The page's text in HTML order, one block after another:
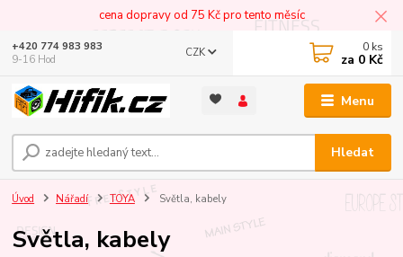
cena dopravy od 75 Kč pro tento měsíc
Menu
CZK
Hledat
+420 774 983 983
9-16 Hod
0 ks
za 0 Kč
Úvod Nářadí TOYA Světla, kabely
Světla, kabely